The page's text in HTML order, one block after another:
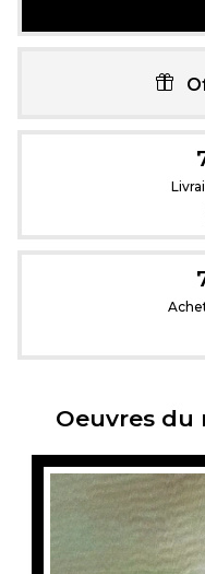
Oeuvres du